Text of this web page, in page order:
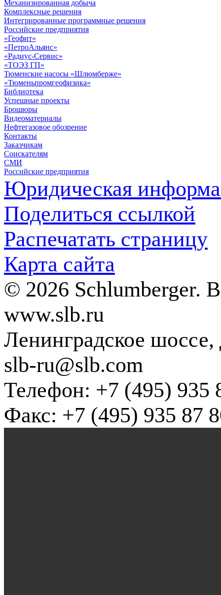
Механизированная добыча
Комплексные решения
Интегрированные программные решения
Российские предприятия
«Геофит»
«ПетроАльянс»
«Радиус-Сервис»
«ТОЭЗ ГП»
Тюменские насосы «Шлюмберже»
«Тюменьпромгеофизика»
Библиотека
Успешные проекты
Брошюры
Видеоматериалы
Нефтегазовое обозрение
Контакты
Заказчикам
Соискателям
СМИ
Российские предприятия
Юридическая
Поделиться ссылкой
Распечатать страницу
Карта сайта
© 2026 Schlumberger.
www.slb.ru
Ленинградское
slb-ru@slb.com
Телефон: +7 (495) 935
Факс: +7 (495) 935 87